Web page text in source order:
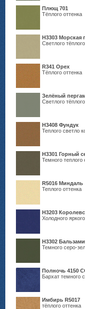
Плющ 701
Тёплого оттенка
H3303 Морская
Светлого
R341 Орех
Тёплого оттенка
Зелёный
Светлого
Н3408 Фундук
Теплого светло
Н3301 Горный
Темного теплого
R5016 Миндаль
Теплого оттенка
Н3203
Холодного
Н3302
Темного серо-
Полночь 4150
Бархат темного
Имбирь R5017
тёплого оттенка